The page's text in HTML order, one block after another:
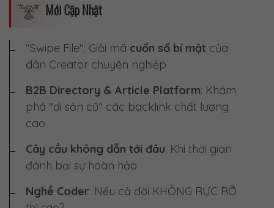
Mới Cập Nhật
"Swipe File": Giải mã cuốn sổ bí mật của
dân Creator chuyên nghiệp
B2B Directory & Article Platform: Khám
phá "di sản cũ" các backlink chất lượng
cao
Cây cầu không dẫn tới đâu: Khi thời gian
đánh bại sự hoàn hảo
Nghề Coder: Nếu cả đời KHÔNG RỰC RỠ